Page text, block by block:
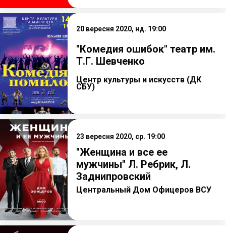
20 вересня 2020, нд. 19:00
"Комедия ошибок" театр им.
Т.Г. Шевченко
Центр культуры и искусств (ДК
СБУ)
23 вересня 2020, ср. 19:00
"Женщина и все ее
мужчины" Л. Ребрик, Л.
Заднипровский
Центральный Дом Офицеров ВСУ